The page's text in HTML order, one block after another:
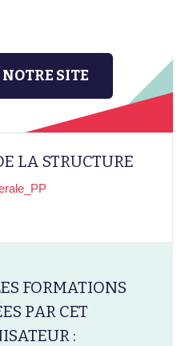
SITE
LA STRUCTURE
FORMATIONS
PAR CET
: